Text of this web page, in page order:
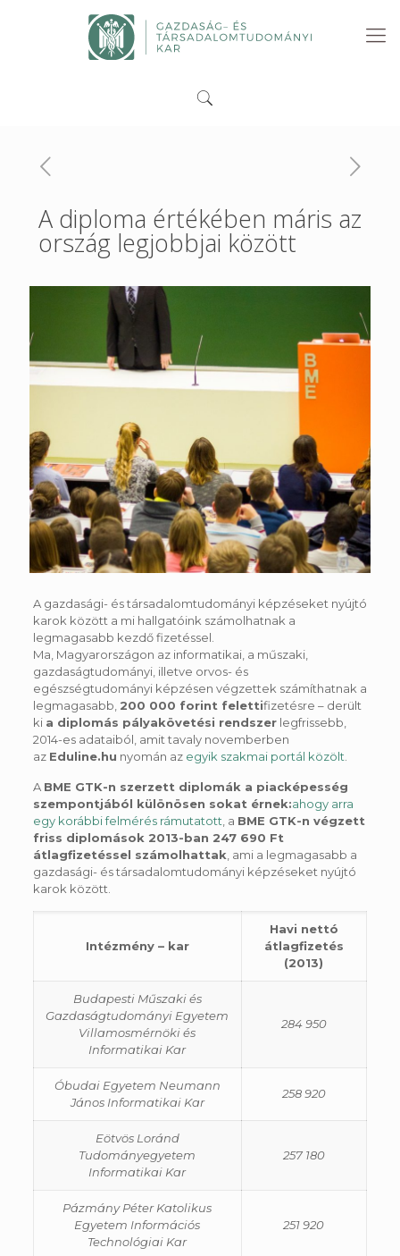
A diploma értékében máris az
ország legjobbjai között
A gazdasági- és társadalomtudományi képzéseket nyújtó
karok között a mi hallgatóink számolhatnak a
legmagasabb kezdő fizetéssel.
Ma, Magyarországon az informatikai, a műszaki,
gazdaságtudományi, illetve orvos- és
egészségtudományi képzésen végzettek számíthatnak a
legmagasabb, 200 000 forint felettifizetésre – derült
ki a diplomás pályakövetési rendszerlegfrissebb,
2014-es adataiból, amit tavaly novemberben
az Eduline.hu nyomán az egyik szakmai portál közölt
A BME GTK-n szerzett diplomák a piacképesség
szempontjából különösen sokat érnek:ahogy arra
egy korábbi felmérés rámutatott , a BME GTK-n végzett
friss diplomások 2013-ban 247 690 Ft
átlagfizetéssel számolhattak , ami a legmagasabb a
gazdasági- és társadalomtudományi képzéseket nyújtó
karok között.
Intézmény – kar
Havi nettó
átlagfizetés
(2013)
Budapesti Műszaki és
Gazdaságtudományi Egyetem
Villamosmérnöki és
Informatikai Kar
284 950
Óbudai Egyetem Neumann
János Informatikai Kar
258 920
Eötvös Loránd
Tudományegyetem
Informatikai Kar
257 180
Pázmány Péter Katolikus
Egyetem Információs
Technológiai Kar
251 920